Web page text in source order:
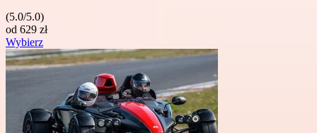
(5.0/5.0)
od 629 zł
Wybierz